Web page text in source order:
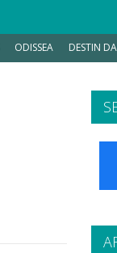
ODISSEA DESTIN